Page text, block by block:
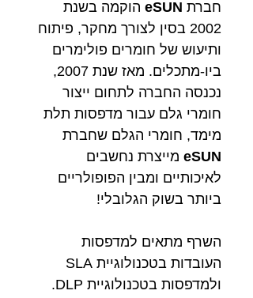
חברת eSUN הוקמה בשנת
2002 בסין לצורך מחקר, פיתוח
ותיעוש של חומרים פולימרים
ביו-מתכלים. מאז שנת 2007,
נכנסה החברה לתחום ייצור
חומרי גלם עבור מדפסות תלת
מימד, חומרי הגלם שחברת
eSUN מייצרת נחשבים
לאיכותיים ומבין הפופולריים
ביותר בשוק הגלובלי!
השרף מתאים למדפסות
העובדות בטכנולוגיית SLA
ולמדפסות בטכנולוגיית DLP.